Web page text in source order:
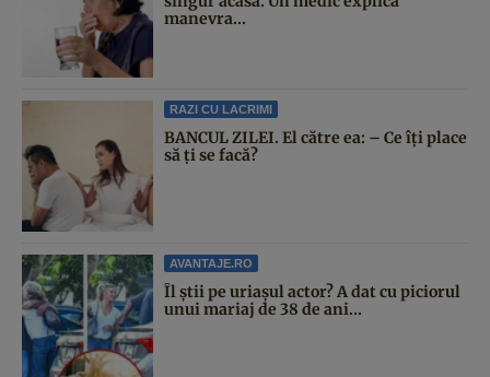
manevra...
RAZI CU LACRIMI
BANCUL ZILEI. El către ea: – Ce îți place
să ți se facă?
AVANTAJE.RO
Îl știi pe uriașul actor? A dat cu piciorul
unui mariaj de 38 de ani...